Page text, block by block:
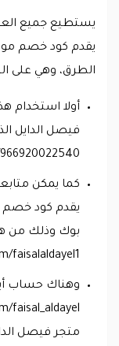
يستطيع جميع
يقدم كود خصم
الطرق، وهي على
أولا استخدام
فيصل الدايل
كما يمكن
يقدم كود خصم
بوك وذلك من
faisalaldayel1.
وهناك حساب
متجر فيصل